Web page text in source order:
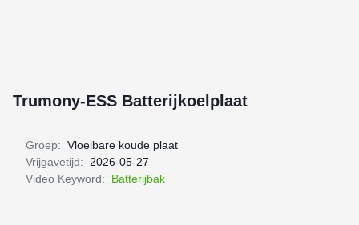
Trumony-ESS Batterijkoelplaat
Groep: Vloeibare koude plaat
Vrijgavetijd:
2026-05-27
Video Keyword:
Batterijbak